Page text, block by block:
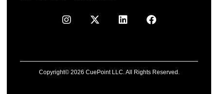
Copyright© 2026 CuePoint LLC. All Rights Reserved.